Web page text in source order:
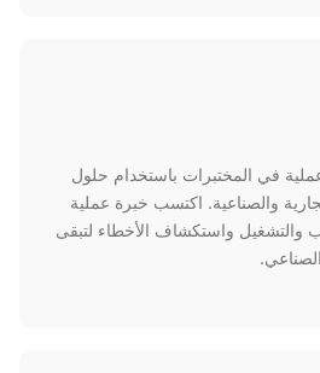
في المختبرات باستخدام حلول
والصناعية. اكتسب خبرة عملية
والتشغيل واستكشاف الأخطاء لتبقى